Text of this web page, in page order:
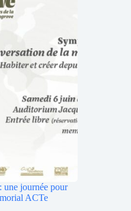
une journée pour
ACTe